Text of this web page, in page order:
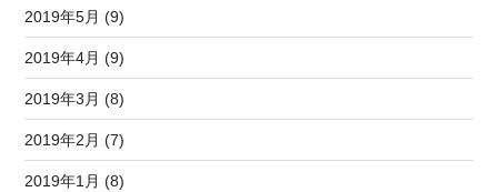
2019年5月 (9)
2019年4月 (9)
2019年3月 (8)
2019年2月 (7)
2019年1月 (8)